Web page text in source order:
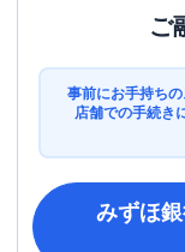
ご
事前にお手持ち
店舗での手続き
みずほ